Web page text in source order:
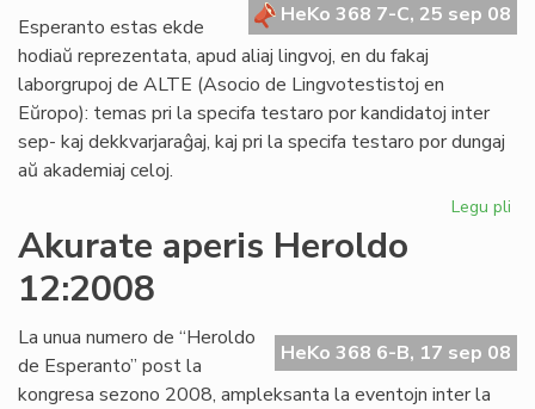
HeKo 368 7-C, 25 sep 08
Esperanto estas ekde
hodiaŭ reprezentata, apud aliaj lingvoj, en du fakaj
laborgrupoj de ALTE (Asocio de Lingvotestistoj en
Eŭropo): temas pri la specifa testaro por kandidatoj inter
sep- kaj dekkvarjaraĝaj, kaj pri la specifa testaro por dungaj
aŭ akademiaj celoj.
Legu pli
Akurate aperis Heroldo
12:2008
HeKo 368 6-B, 17 sep 08
La unua numero de “Heroldo
de Esperanto” post la
kongresa sezono 2008, ampleksanta la eventojn inter la